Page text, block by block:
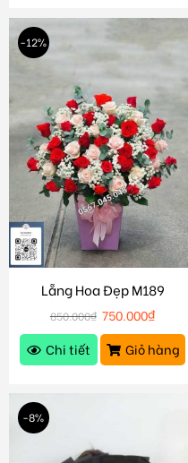
-12%
Lẵng Hoa Đẹp M189
850.000₫ 750.000₫
Chi tiết
Giỏ hàng
-8%